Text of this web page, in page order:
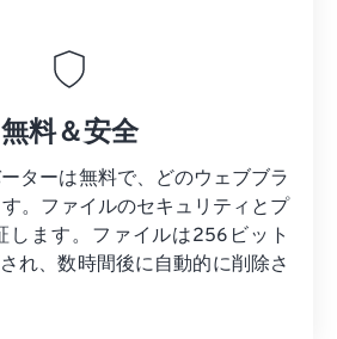
無料＆安全
ターは無料で、どのウェブブラ
。ファイルのセキュリティとプ
します。ファイルは256ビット
れ、数時間後に自動的に削除さ